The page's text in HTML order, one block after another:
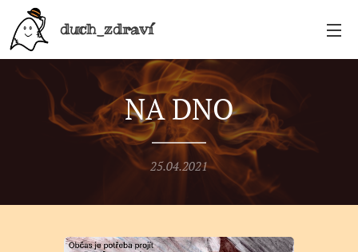
duch_zdraví
NA DNO
25.04.2021